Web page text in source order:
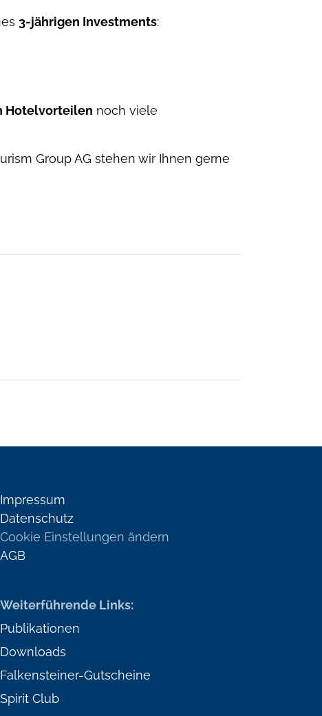
3-jährigen Investments:
Hotelvorteilen noch viele
Group AG stehen wir Ihnen gerne
Impressum
Datenschutz
Cookie Einstellungen ändern
AGB
Weiterführende Links:
Publikationen
Downloads
Falkensteiner-Gutscheine
Spirit Club